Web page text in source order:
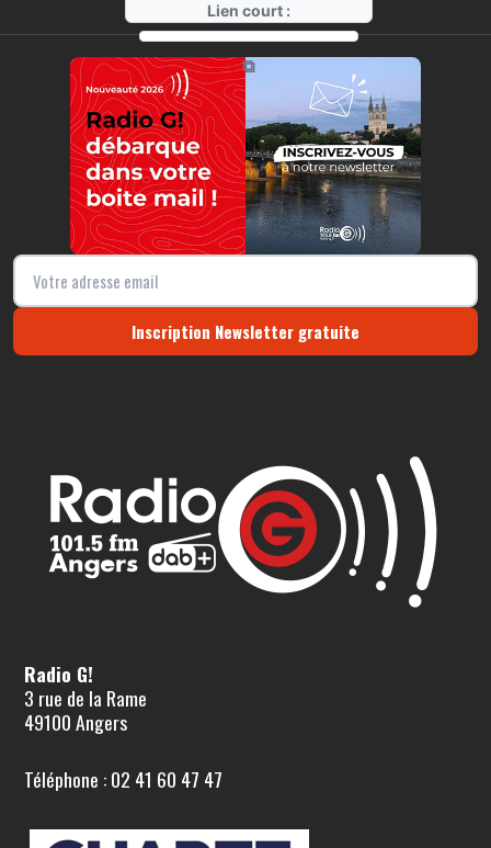
Lien court :
https://radio-g.fr?21599
⧉
Inscription Newsletter gratuite
Radio G!
3 rue de la Rame
49100 Angers
Téléphone : 02 41 60 47 47